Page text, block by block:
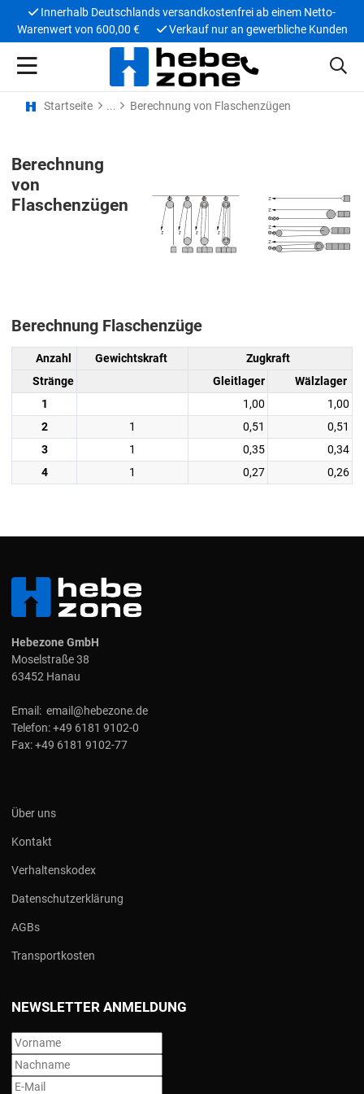
Innerhalb Deutschlands versandkostenfrei ab einem Netto-
Warenwert von 600,00 €
Verkauf nur an gewerbliche Kunden
Startseite Berechnung von Flaschenzügen
Berechnung
von
Flaschenzügen
Berechnung Flaschenzüge
Anzahl Gewichtskraft
Zugkraft
Stränge
Gleitlager
Wälzlager
1
1,00
1,00
2
1 0,51
0,51
3
1 0,35
0,34
4
1 0,27 0,26
Hebezone GmbH
Moselstraße 38
63452 Hanau
Email: email@hebezone.de
Telefon:+49 6181 9102-0
Fax:+49 6181 9102-77
Über uns
Kontakt
Verhaltenskodex
Datenschutzerklärung
AGBs
Transportkosten
NEWSLETTER ANMELDUNG